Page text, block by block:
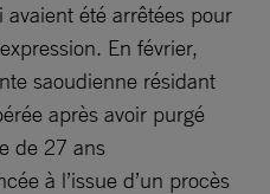
été arrêtées pour
En février,
saoudienne résidant
après avoir purgé
de 27 ans
à l’issue d’un procès